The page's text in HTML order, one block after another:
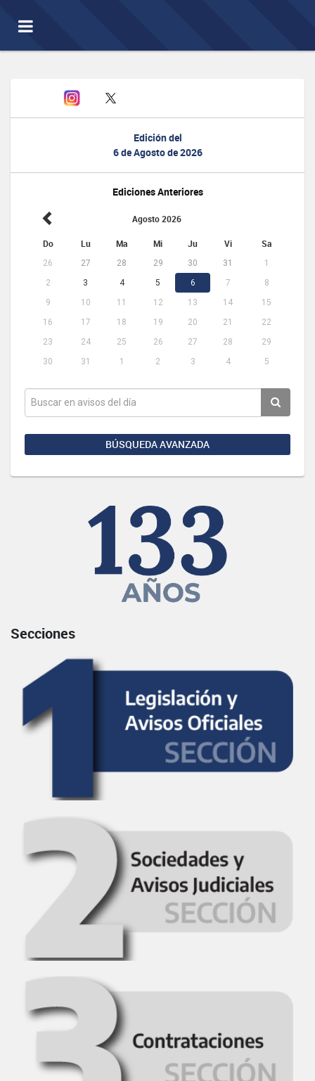
Toggle
navigation
Edición del
6 de Agosto de 2026
Ediciones Anteriores
Agosto 2026
Do Lu Ma Mi Ju Vi Sa
26 27 28 29 30 31
1
2
3 4 5 6 7
8
9
10 11 12 13 14
15
16
17 18 19 20 21
22
23
24 25 26 27 28
29
30
31 1 2 3 4 5
BÚSQUEDA AVANZADA
Secciones